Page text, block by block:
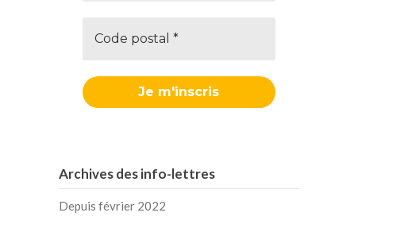
Archives des info-lettres
Depuis février 2022